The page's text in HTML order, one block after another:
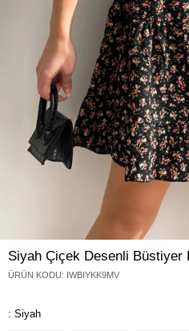
Siyah Çiçek Desenli Büstiyer
ÜRÜN KODU: IWBIYKK9MV
: Siyah